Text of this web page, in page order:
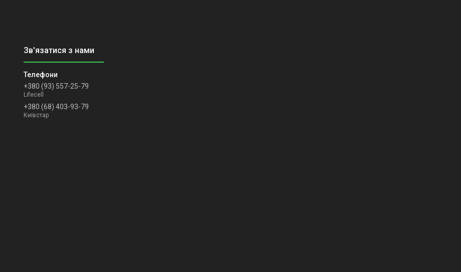
+380 (93) 557-25-79
Lifecell
+380 (68) 403-93-79
Київстар